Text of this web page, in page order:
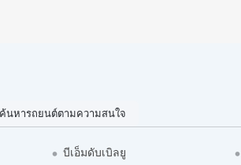
ค้นหารถยนต์ตามความสนใจ
บีเอ็มดับเบิลยู